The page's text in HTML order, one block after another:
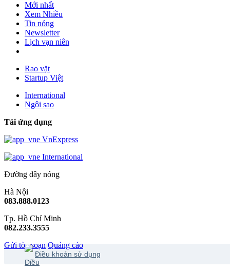
Mới nhất
Xem Nhiều
Tin nóng
Newsletter
Lịch vạn niên
Rao vặt
Startup Việt
International
Ngôi sao
Tải ứng dụng
VnExpress
International
Đường dây nóng
Hà Nội
083.888.0123
Tp. Hồ Chí Minh
082.233.3555
Gửi tòa soạn Quảng cáo
Điều khoản sử dụng